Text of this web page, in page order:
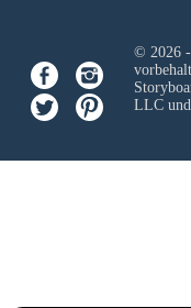
© 2026
LLCund